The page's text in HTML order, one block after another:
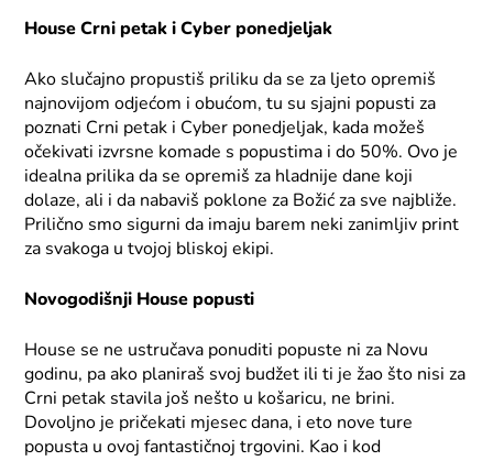
House Crni petak i Cyber ponedjeljak
Ako slučajno propustiš priliku da se za ljeto opremiš
najnovijom odjećom i obućom, tu su sjajni popusti za
poznati Crni petak i Cyber ponedjeljak, kada možeš
očekivati izvrsne komade s popustima i do 50%. Ovo je
idealna prilika da se opremiš za hladnije dane koji
dolaze, ali i da nabaviš poklone za Božić za sve najbliže.
Prilično smo sigurni da imaju barem neki zanimljiv print
za svakoga u tvojoj bliskoj ekipi.
Novogodišnji House popusti
House se ne ustručava ponuditi popuste ni za Novu
godinu, pa ako planiraš svoj budžet ili ti je žao što nisi za
Crni petak stavila još nešto u košaricu, ne brini.
Dovoljno je pričekati mjesec dana, i eto nove ture
popusta u ovoj fantastičnoj trgovini. Kao i kod